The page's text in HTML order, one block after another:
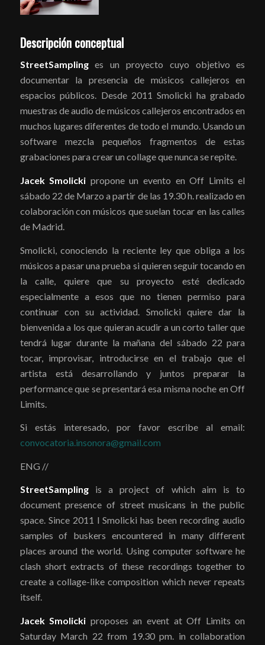
Descripción conceptual
StreetSamplinges un proyecto cuyo objetivo es
documentar la presencia de músicos callejeros en
espacios públicos. Desde 2011 Smolicki ha grabado
muestras de audio de músicos callejeros encontrados en
muchos lugares diferentes de todo el mundo. Usando un
software mezcla pequeños fragmentos de estas
grabaciones para crear un collage que nunca se repite.
Jacek Smolicki propone un evento en Off Limits el
sábado 22 de Marzo a partir de las 19.30 h. realizado en
colaboración con músicos que suelan tocar en las calles
de Madrid.
Smolicki, conociendo la reciente ley que obliga a los
músicos a pasar una prueba si quieren seguir tocando en
la calle, quiere que su proyecto esté dedicado
especialmente a esos que no tienen permiso para
continuar con su actividad. Smolicki quiere dar la
bienvenida a los que quieran acudir a un corto taller que
tendrá lugar durante la mañana del sábado 22 para
tocar, improvisar, introducirse en el trabajo que el
artista está desarrollando y juntos preparar la
performance que se presentará esa misma noche en Off
Limits.
Si estás interesado, por favor escribe al email:
convocatoria.insonora@gmail.com
ENG //
StreetSamplingis a project of which aim is to
document presence of street musicans in the public
space. Since 2011 I Smolicki has been recording audio
samples of buskers encountered in many different
places around the world. Using computer software he
clash short extracts of these recordings together to
create a collage-like composition which never repeats
itself.
Jacek Smolicki proposes an event at Off Limits on
Saturday March 22 from 19.30 pm. in collaboration